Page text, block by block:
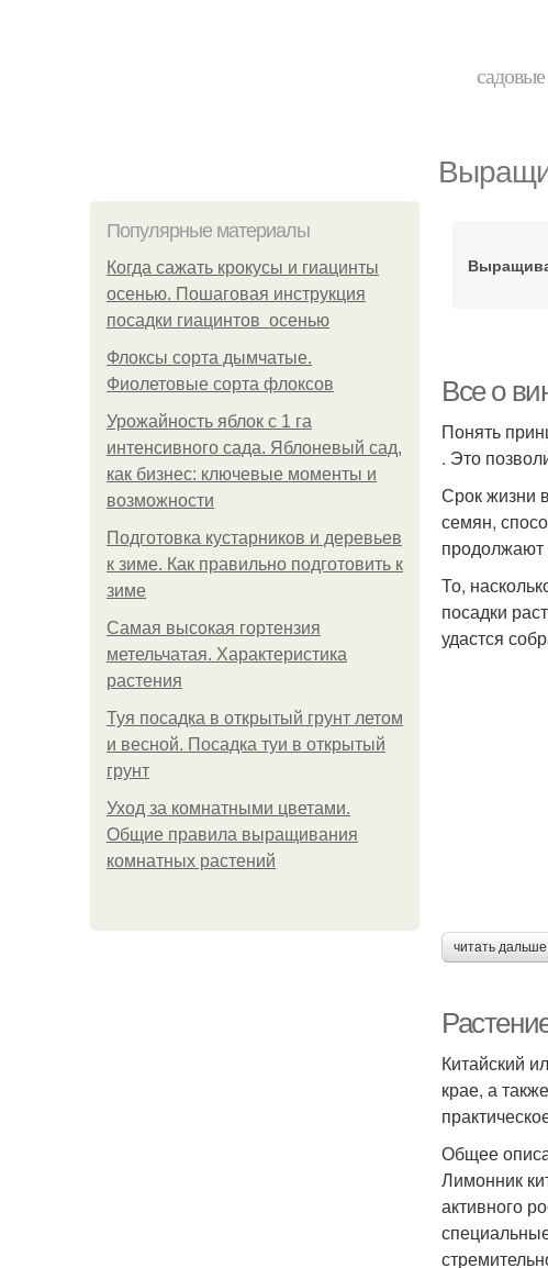
Популярные материалы
Когда сажать крокусы и гиацинты
осенью. Пошаговая инструкция
посадки гиацинтов осенью
Флоксы сорта дымчатые.
Фиолетовые сорта флоксов
Урожайность яблок с 1 га
интенсивного сада. Яблоневый сад,
как бизнес: ключевые моменты и
возможности
Подготовка кустарников и деревьев
к зиме. Как правильно подготовить к
зиме
Самая высокая гортензия
метельчатая. Характеристика
растения
Туя посадка в открытый грунт летом
и весной. Посадка туи в открытый
грунт
Уход за комнатными цветами.
Общие правила выращивания
комнатных растений
Все о
Понять
. Это
Срок жизни
семян,
продолжают
То,
посадки
удастся
читать
Китайский
крае, а
Общее
Лимонник
активного